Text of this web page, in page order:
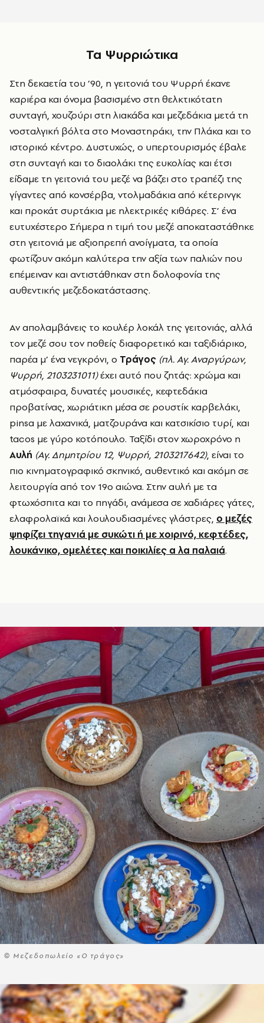
Τα Ψυρριώτικα
Στη δεκαετία του ’90, η γειτονιά του Ψυρρή έκανε
καριέρα και όνομα βασισμένο στη θελκτικότατη
συνταγή, χουζούρι στη λιακάδα και μεζεδάκια μετά τη
νοσταλγική βόλτα στο Μοναστηράκι, την Πλάκα και το
ιστορικό κέντρο. Δυστυχώς, ο υπερτουρισμός έβαλε
στη συνταγή και το διαολάκι της ευκολίας και έτσι
είδαμε τη γειτονιά του μεζέ να βάζει στο τραπέζι της
γίγαντες από κονσέρβα, ντολμαδάκια από κέτερινγκ
και προκάτ συρτάκια με ηλεκτρικές κιθάρες. Σ’ ένα
ευτυχέστερο Σήμερα η τιμή του μεζέ αποκαταστάθηκε
στη γειτονιά με αξιοπρεπή ανοίγματα, τα οποία
φωτίζουν ακόμη καλύτερα την αξία των παλιών που
επέμειναν και αντιστάθηκαν στη δολοφονία της
αυθεντικής μεζεδοκατάστασης.
Αν απολαμβάνεις το κουλέρ λοκάλ της γειτονιάς, αλλά
τον μεζέ σου τον ποθείς διαφορετικό και ταξιδιάρικο,
παρέα μ’ ένα νεγκρόνι, ο Τράγος (πλ. Αγ. Αναργύρων,
Ψυρρή, 2103231011)έχει αυτό που ζητάς: χρώμα και
ατμόσφαιρα, δυνατές μουσικές, κεφτεδάκια
προβατίνας, χωριάτικη μέσα σε ρουστίκ καρβελάκι,
pinsa με λαχανικά, ματζουράνα και κατσικίσιο τυρί, και
tacos με γύρο κοτόπουλο. Ταξίδι στον χωροχρόνο η
Αυλή (Αγ. Δημητρίου 12, Ψυρρή, 2103217642), είναι το
πιο κινηματογραφικό σκηνικό, αυθεντικό και ακόμη σε
λειτουργία από τον 19ο αιώνα. Στην αυλή με τα
φτωχόσπιτα και το πηγάδι, ανάμεσα σε χαδιάρες γάτες,
ελαφρολαϊκά και λουλουδιασμένες γλάστρες, ο μεζές
ψηφίζει τηγανιά με συκώτι ή με χοιρινό, κεφτέδες,
λουκάνικο, ομελέτες και ποικιλίες α λα παλαιά.
© Μεζεδοπωλείο «Ο τράγος»